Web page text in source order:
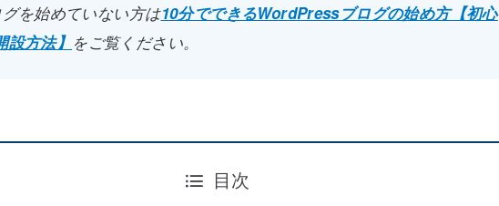
を始めていない方は10分でできるWordPressブログの始め方【初心
設方法】 をご覧ください。
目次